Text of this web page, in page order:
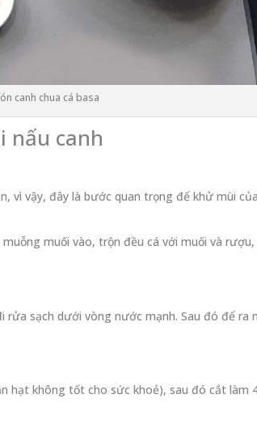
canh chua cá basa
nấu canh
vì vậy, đây là bước quan trọng để khử mùi
muối vào, trộn đều cá với muối và
sạch dưới vòng nước mạnh. Sau đó để ra
hạt không tốt cho sức khoẻ), sau đó cắt làm